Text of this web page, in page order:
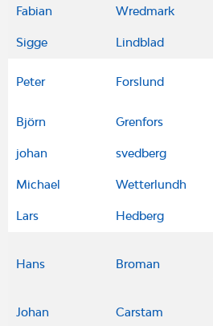
Fabian Wredmark
Sigge Lindblad
Peter Forslund
Björn Grenfors
johan svedberg
Michael Wetterlundh
Lars Hedberg
Hans Broman
Johan Carstam